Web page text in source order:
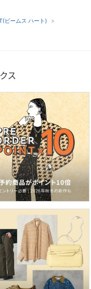
ビームス ハート)
ス